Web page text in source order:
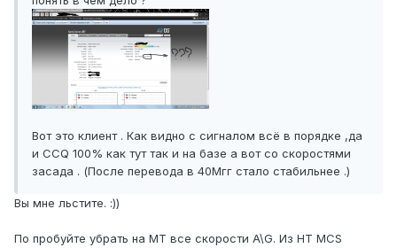
Вот это клиент . Как видно с сигналом всё в порядке ,да
и CCQ 100% как тут так и на базе а вот со скоростями
засада . (После перевода в 40Мгг стало стабильнее .)
Вы мне льстите. :))
По пробуйте убрать на МТ все скорости A\G. Из HT MCS